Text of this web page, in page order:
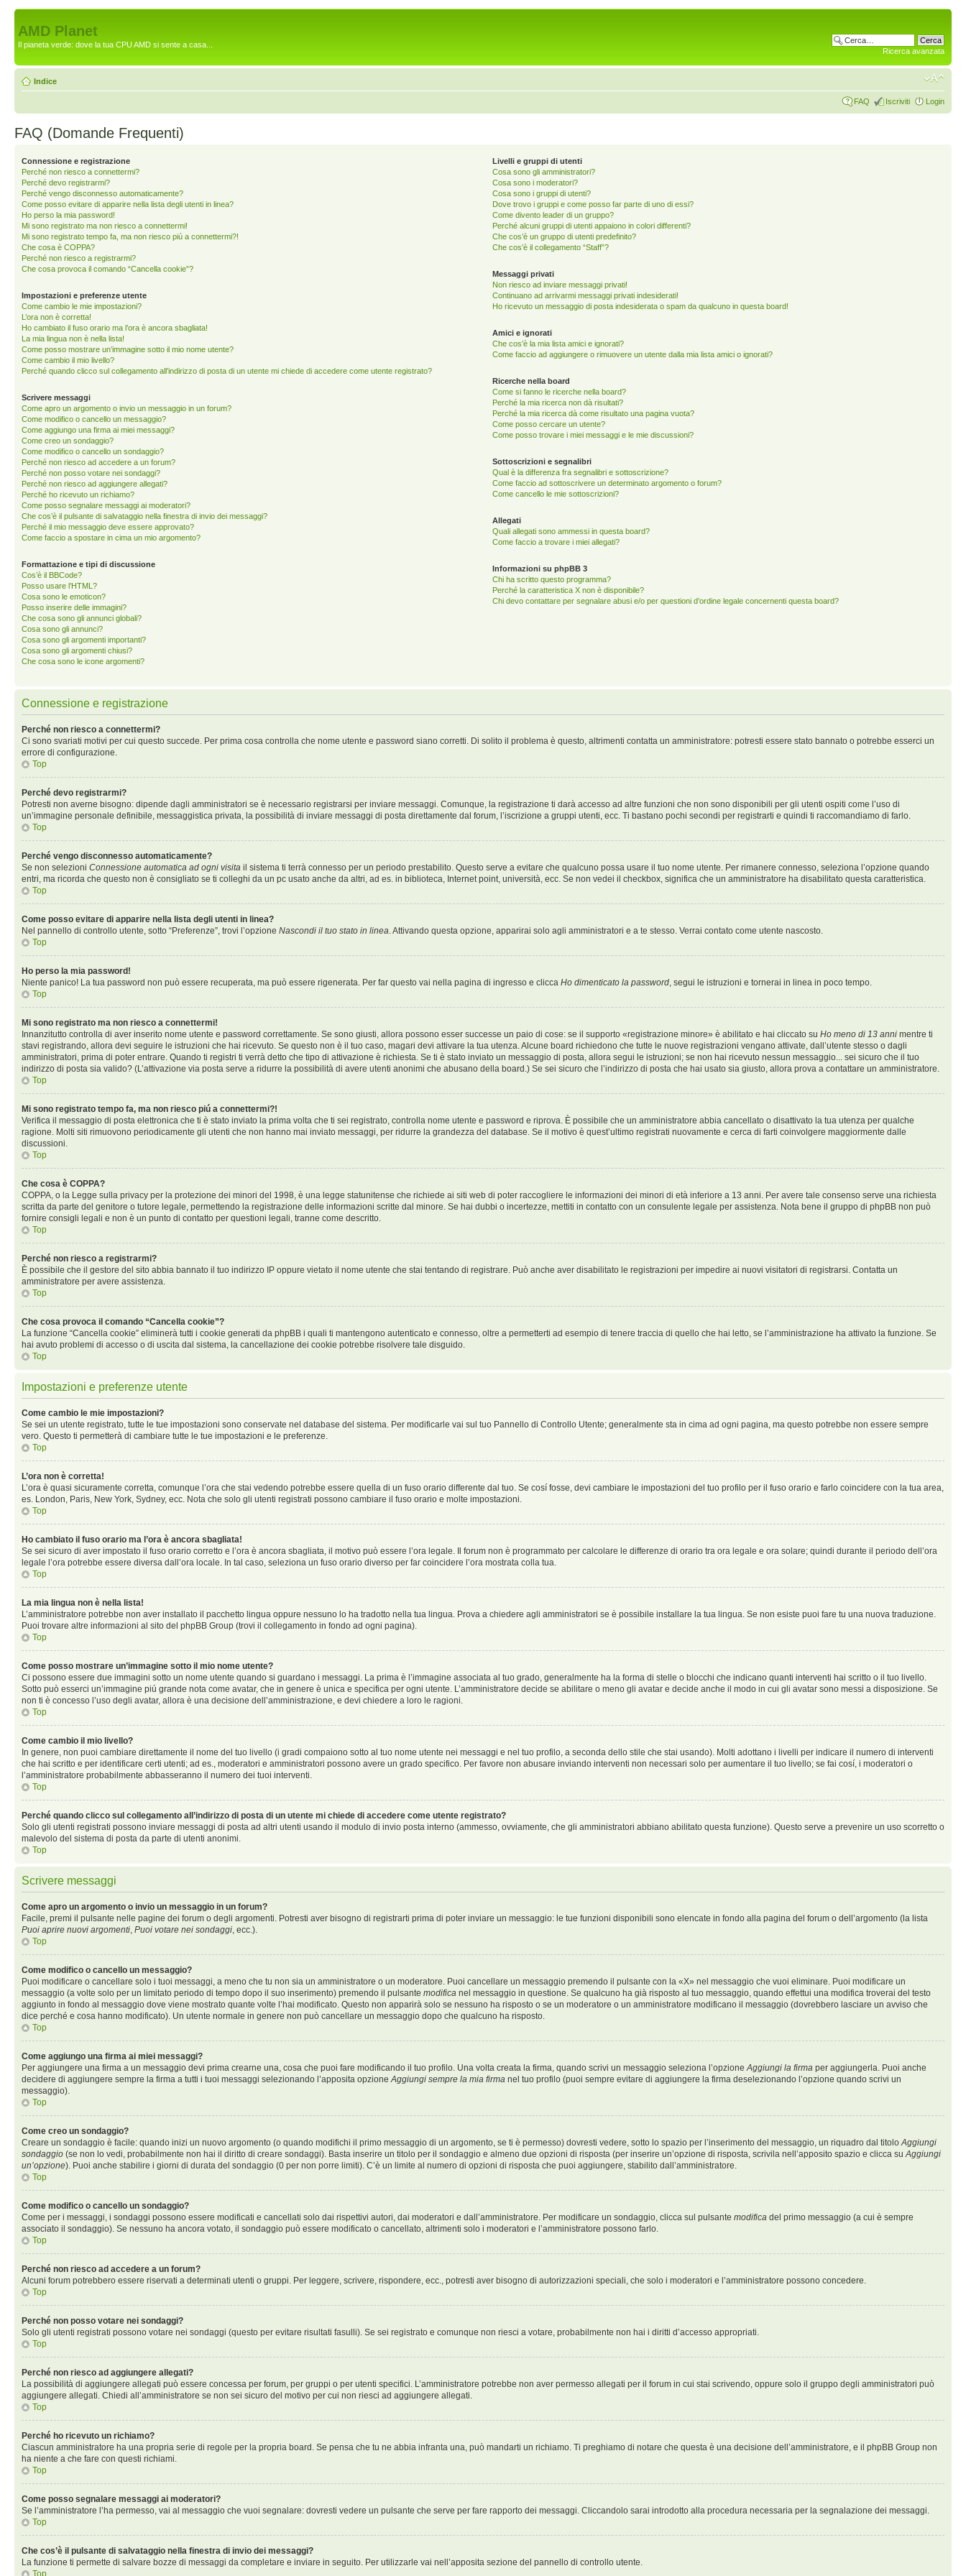
AMD Planet
Il pianeta verde: dove la tua CPU AMD si sente a casa...
Ricerca avanzata
Indice
FAQ Iscriviti Login
FAQ (Domande Frequenti)
Connessione e registrazione
Perché non riesco a connettermi?
Perché devo registrarmi?
Perché vengo disconnesso automaticamente?
Come posso evitare di apparire nella lista degli utenti in linea?
Ho perso la mia password!
Mi sono registrato ma non riesco a connettermi!
Mi sono registrato tempo fa, ma non riesco piú a connettermi?!
Che cosa è COPPA?
Perché non riesco a registrarmi?
Che cosa provoca il comando “Cancella cookie”?
Impostazioni e preferenze utente
Come cambio le mie impostazioni?
L’ora non è corretta!
Ho cambiato il fuso orario ma l’ora è ancora sbagliata!
La mia lingua non è nella lista!
Come posso mostrare un’immagine sotto il mio nome utente?
Come cambio il mio livello?
Perché quando clicco sul collegamento all’indirizzo di posta di un utente mi chiede di accedere come utente registrato?
Scrivere messaggi
Come apro un argomento o invio un messaggio in un forum?
Come modifico o cancello un messaggio?
Come aggiungo una firma ai miei messaggi?
Come creo un sondaggio?
Come modifico o cancello un sondaggio?
Perché non riesco ad accedere a un forum?
Perché non posso votare nei sondaggi?
Perché non riesco ad aggiungere allegati?
Perché ho ricevuto un richiamo?
Come posso segnalare messaggi ai moderatori?
Che cos’è il pulsante di salvataggio nella finestra di invio dei messaggi?
Perché il mio messaggio deve essere approvato?
Come faccio a spostare in cima un mio argomento?
Formattazione e tipi di discussione
Cos’è il BBCode?
Posso usare l’HTML?
Cosa sono le emoticon?
Posso inserire delle immagini?
Che cosa sono gli annunci globali?
Cosa sono gli annunci?
Cosa sono gli argomenti importanti?
Cosa sono gli argomenti chiusi?
Che cosa sono le icone argomenti?
Livelli e gruppi di utenti
Cosa sono gli amministratori?
Cosa sono i moderatori?
Cosa sono i gruppi di utenti?
Dove trovo i gruppi e come posso far parte di uno di essi?
Come divento leader di un gruppo?
Perché alcuni gruppi di utenti appaiono in colori differenti?
Che cos’è un gruppo di utenti predefinito?
Che cos’è il collegamento “Staff”?
Messaggi privati
Non riesco ad inviare messaggi privati!
Continuano ad arrivarmi messaggi privati indesiderati!
Ho ricevuto un messaggio di posta indesiderata o spam da qualcuno in questa board!
Amici e ignorati
Che cos’è la mia lista amici e ignorati?
Come faccio ad aggiungere o rimuovere un utente dalla mia lista amici o ignorati?
Ricerche nella board
Come si fanno le ricerche nella board?
Perché la mia ricerca non dà risultati?
Perché la mia ricerca dà come risultato una pagina vuota?
Come posso cercare un utente?
Come posso trovare i miei messaggi e le mie discussioni?
Sottoscrizioni e segnalibri
Qual è la differenza fra segnalibri e sottoscrizione?
Come faccio ad sottoscrivere un determinato argomento o forum?
Come cancello le mie sottoscrizioni?
Allegati
Quali allegati sono ammessi in questa board?
Come faccio a trovare i miei allegati?
Informazioni su phpBB 3
Chi ha scritto questo programma?
Perché la caratteristica X non è disponibile?
Chi devo contattare per segnalare abusi e/o per questioni d’ordine legale concernenti questa board?
Connessione e registrazione
Perché non riesco a connettermi?
Ci sono svariati motivi per cui questo succede. Per prima cosa controlla che nome utente e password siano corretti. Di solito il problema è questo, altrimenti contatta un amministratore: potresti essere stato bannato o potrebbe esserci un
errore di configurazione.
Top
Perché devo registrarmi?
Potresti non averne bisogno: dipende dagli amministratori se è necessario registrarsi per inviare messaggi. Comunque, la registrazione ti darà accesso ad altre funzioni che non sono disponibili per gli utenti ospiti come l’uso di
un’immagine personale definibile, messaggistica privata, la possibilità di inviare messaggi di posta direttamente dal forum, l’iscrizione a gruppi utenti, ecc. Ti bastano pochi secondi per registrarti e quindi ti raccomandiamo di farlo.
Top
Perché vengo disconnesso automaticamente?
Se non selezioni Connessione automatica ad ogni visita il sistema ti terrà connesso per un periodo prestabilito. Questo serve a evitare che qualcuno possa usare il tuo nome utente. Per rimanere connesso, seleziona l’opzione quando
entri, ma ricorda che questo non è consigliato se ti colleghi da un pc usato anche da altri, ad es. in biblioteca, Internet point, università, ecc. Se non vedei il checkbox, significa che un amministratore ha disabilitato questa caratteristica.
Top
Come posso evitare di apparire nella lista degli utenti in linea?
Nel pannello di controllo utente, sotto “Preferenze”, trovi l’opzione Nascondi il tuo stato in linea . Attivando questa opzione, apparirai solo agli amministratori e a te stesso. Verrai contato come utente nascosto.
Top
Ho perso la mia password!
Niente panico! La tua password non può essere recuperata, ma può essere rigenerata. Per far questo vai nella pagina di ingresso e clicca Ho dimenticato la password , segui le istruzioni e tornerai in linea in poco tempo.
Top
Mi sono registrato ma non riesco a connettermi!
Innanzitutto controlla di aver inserito nome utente e password correttamente. Se sono giusti, allora possono esser successe un paio di cose: se il supporto «registrazione minore» è abilitato e hai cliccato su Ho meno di 13 anni mentre ti
stavi registrando, allora devi seguire le istruzioni che hai ricevuto. Se questo non è il tuo caso, magari devi attivare la tua utenza. Alcune board richiedono che tutte le nuove registrazioni vengano attivate, dall’utente stesso o dagli
amministratori, prima di poter entrare. Quando ti registri ti verrà detto che tipo di attivazione è richiesta. Se ti è stato inviato un messaggio di posta, allora segui le istruzioni; se non hai ricevuto nessun messaggio... sei sicuro che il tuo
indirizzo di posta sia valido? (L’attivazione via posta serve a ridurre la possibilità di avere utenti anonimi che abusano della board.) Se sei sicuro che l’indirizzo di posta che hai usato sia giusto, allora prova a contattare un amministratore.
Top
Mi sono registrato tempo fa, ma non riesco piú a connettermi?!
Verifica il messaggio di posta elettronica che ti è stato inviato la prima volta che ti sei registrato, controlla nome utente e password e riprova. È possibile che un amministratore abbia cancellato o disattivato la tua utenza per qualche
ragione. Molti siti rimuovono periodicamente gli utenti che non hanno mai inviato messaggi, per ridurre la grandezza del database. Se il motivo è quest’ultimo registrati nuovamente e cerca di farti coinvolgere maggiormente dalle
discussioni.
Top
Che cosa è COPPA?
COPPA, o la Legge sulla privacy per la protezione dei minori del 1998, è una legge statunitense che richiede ai siti web di poter raccogliere le informazioni dei minori di età inferiore a 13 anni. Per avere tale consenso serve una richiesta
scritta da parte del genitore o tutore legale, permettendo la registrazione delle informazioni scritte dal minore. Se hai dubbi o incertezze, mettiti in contatto con un consulente legale per assistenza. Nota bene il gruppo di phpBB non può
fornire consigli legali e non è un punto di contatto per questioni legali, tranne come descritto.
Top
Perché non riesco a registrarmi?
È possibile che il gestore del sito abbia bannato il tuo indirizzo IP oppure vietato il nome utente che stai tentando di registrare. Può anche aver disabilitato le registrazioni per impedire ai nuovi visitatori di registrarsi. Contatta un
amministratore per avere assistenza.
Top
Che cosa provoca il comando “Cancella cookie”?
La funzione “Cancella cookie” eliminerà tutti i cookie generati da phpBB i quali ti mantengono autenticato e connesso, oltre a permetterti ad esempio di tenere traccia di quello che hai letto, se l’amministrazione ha attivato la funzione. Se
hai avuto problemi di accesso o di uscita dal sistema, la cancellazione dei cookie potrebbe risolvere tale disguido.
Top
Impostazioni e preferenze utente
Come cambio le mie impostazioni?
Se sei un utente registrato, tutte le tue impostazioni sono conservate nel database del sistema. Per modificarle vai sul tuo Pannello di Controllo Utente; generalmente sta in cima ad ogni pagina, ma questo potrebbe non essere sempre
vero. Questo ti permetterà di cambiare tutte le tue impostazioni e le preferenze.
Top
L’ora non è corretta!
L’ora è quasi sicuramente corretta, comunque l’ora che stai vedendo potrebbe essere quella di un fuso orario differente dal tuo. Se cosí fosse, devi cambiare le impostazioni del tuo profilo per il fuso orario e farlo coincidere con la tua area,
es. London, Paris, New York, Sydney, ecc. Nota che solo gli utenti registrati possono cambiare il fuso orario e molte impostazioni.
Top
Ho cambiato il fuso orario ma l’ora è ancora sbagliata!
Se sei sicuro di aver impostato il fuso orario corretto e l’ora è ancora sbagliata, il motivo può essere l’ora legale. Il forum non è programmato per calcolare le differenze di orario tra ora legale e ora solare; quindi durante il periodo dell’ora
legale l’ora potrebbe essere diversa dall’ora locale. In tal caso, seleziona un fuso orario diverso per far coincidere l’ora mostrata colla tua.
Top
La mia lingua non è nella lista!
L’amministratore potrebbe non aver installato il pacchetto lingua oppure nessuno lo ha tradotto nella tua lingua. Prova a chiedere agli amministratori se è possibile installare la tua lingua. Se non esiste puoi fare tu una nuova traduzione.
Puoi trovare altre informazioni al sito del phpBB Group (trovi il collegamento in fondo ad ogni pagina).
Top
Come posso mostrare un’immagine sotto il mio nome utente?
Ci possono essere due immagini sotto un nome utente quando si guardano i messaggi. La prima è l’immagine associata al tuo grado, generalmente ha la forma di stelle o blocchi che indicano quanti interventi hai scritto o il tuo livello.
Sotto può esserci un’immagine piú grande nota come avatar, che in genere è unica e specifica per ogni utente. L’amministratore decide se abilitare o meno gli avatar e decide anche il modo in cui gli avatar sono messi a disposizione. Se
non ti è concesso l’uso degli avatar, allora è una decisione dell’amministrazione, e devi chiedere a loro le ragioni.
Top
Come cambio il mio livello?
In genere, non puoi cambiare direttamente il nome del tuo livello (i gradi compaiono sotto al tuo nome utente nei messaggi e nel tuo profilo, a seconda dello stile che stai usando). Molti adottano i livelli per indicare il numero di interventi
che hai scritto e per identificare certi utenti; ad es., moderatori e amministratori possono avere un grado specifico. Per favore non abusare inviando interventi non necessari solo per aumentare il tuo livello; se fai cosí, i moderatori o
l’amministratore probabilmente abbasseranno il numero dei tuoi interventi.
Top
Perché quando clicco sul collegamento all’indirizzo di posta di un utente mi chiede di accedere come utente registrato?
Solo gli utenti registrati possono inviare messaggi di posta ad altri utenti usando il modulo di invio posta interno (ammesso, ovviamente, che gli amministratori abbiano abilitato questa funzione). Questo serve a prevenire un uso scorretto o
malevolo del sistema di posta da parte di utenti anonimi.
Top
Scrivere messaggi
Come apro un argomento o invio un messaggio in un forum?
Facile, premi il pulsante nelle pagine dei forum o degli argomenti. Potresti aver bisogno di registrarti prima di poter inviare un messaggio: le tue funzioni disponibili sono elencate in fondo alla pagina del forum o dell’argomento (la lista
Puoi aprire nuovi argomenti Puoi votare nei sondaggi , ecc.).
Top
Come modifico o cancello un messaggio?
Puoi modificare o cancellare solo i tuoi messaggi, a meno che tu non sia un amministratore o un moderatore. Puoi cancellare un messaggio premendo il pulsante con la «X» nel messaggio che vuoi eliminare. Puoi modificare un
messaggio (a volte solo per un limitato periodo di tempo dopo il suo inserimento) premendo il pulsante modifica nel messaggio in questione. Se qualcuno ha già risposto al tuo messaggio, quando effettui una modifica troverai del testo
aggiunto in fondo al messaggio dove viene mostrato quante volte l’hai modificato. Questo non apparirà solo se nessuno ha risposto o se un moderatore o un amministratore modificano il messaggio (dovrebbero lasciare un avviso che
dice perché e cosa hanno modificato). Un utente normale in genere non può cancellare un messaggio dopo che qualcuno ha risposto.
Top
Come aggiungo una firma ai miei messaggi?
Per aggiungere una firma a un messaggio devi prima crearne una, cosa che puoi fare modificando il tuo profilo. Una volta creata la firma, quando scrivi un messaggio seleziona l’opzione Aggiungi la firma per aggiungerla. Puoi anche
decidere di aggiungere sempre la firma a tutti i tuoi messaggi selezionando l’apposita opzione Aggiungi sempre la mia firma nel tuo profilo (puoi sempre evitare di aggiungere la firma deselezionando l’opzione quando scrivi un
messaggio).
Top
Come creo un sondaggio?
Creare un sondaggio è facile: quando inizi un nuovo argomento (o quando modifichi il primo messaggio di un argomento, se ti è permesso) dovresti vedere, sotto lo spazio per l’inserimento del messaggio, un riquadro dal titolo Aggiungi
sondaggio (se non lo vedi, probabilmente non hai il diritto di creare sondaggi). Basta inserire un titolo per il sondaggio e almeno due opzioni di risposta (per inserire un’opzione di risposta, scrivila nell’apposito spazio e clicca su Aggiungi
un’opzione). Puoi anche stabilire i giorni di durata del sondaggio (0 per non porre limiti). C’è un limite al numero di opzioni di risposta che puoi aggiungere, stabilito dall’amministratore.
Top
Come modifico o cancello un sondaggio?
Come per i messaggi, i sondaggi possono essere modificati e cancellati solo dai rispettivi autori, dai moderatori e dall’amministratore. Per modificare un sondaggio, clicca sul pulsante modifica del primo messaggio (a cui è sempre
associato il sondaggio). Se nessuno ha ancora votato, il sondaggio può essere modificato o cancellato, altrimenti solo i moderatori e l’amministratore possono farlo.
Top
Perché non riesco ad accedere a un forum?
Alcuni forum potrebbero essere riservati a determinati utenti o gruppi. Per leggere, scrivere, rispondere, ecc., potresti aver bisogno di autorizzazioni speciali, che solo i moderatori e l’amministratore possono concedere.
Top
Perché non posso votare nei sondaggi?
Solo gli utenti registrati possono votare nei sondaggi (questo per evitare risultati fasulli). Se sei registrato e comunque non riesci a votare, probabilmente non hai i diritti d’accesso appropriati.
Top
Perché non riesco ad aggiungere allegati?
La possibilità di aggiungere allegati può essere concessa per forum, per gruppi o per utenti specifici. L’amministratore potrebbe non aver permesso allegati per il forum in cui stai scrivendo, oppure solo il gruppo degli amministratori può
aggiungere allegati. Chiedi all’amministratore se non sei sicuro del motivo per cui non riesci ad aggiungere allegati.
Top
Perché ho ricevuto un richiamo?
Ciascun amministratore ha una propria serie di regole per la propria board. Se pensa che tu ne abbia infranta una, può mandarti un richiamo. Ti preghiamo di notare che questa è una decisione dell’amministratore, e il phpBB Group non
ha niente a che fare con questi richiami.
Top
Come posso segnalare messaggi ai moderatori?
Se l’amministratore l’ha permesso, vai al messaggio che vuoi segnalare: dovresti vedere un pulsante che serve per fare rapporto dei messaggi. Cliccandolo sarai introdotto alla procedura necessaria per la segnalazione dei messaggi.
Top
Che cos’è il pulsante di salvataggio nella finestra di invio dei messaggi?
La funzione ti permette di salvare bozze di messaggi da completare e inviare in seguito. Per utilizzarle vai nell’apposita sezione del pannello di controllo utente.
Top